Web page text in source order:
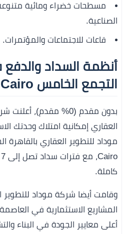
مسطحات خضراء ومائية
الصناعية.
قاعات للاجتماعات والمؤتمرات.
أنظمة السداد
التجمع الخامس Brackets New Cairo
بدون مقدم (0% مقدم)،
العقاري إمكانية امتلاك وحدتك
كاملة.
وقامت أيضا شركة موداد للتطوير
المشاريع الاستثمارية في العاصمة
أعلى معايير الجودة في البناء